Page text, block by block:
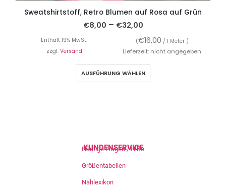
Sweatshirtstoff, Retro Blumen auf Rosa auf Grün
€8,00 – €32,00
Enthält 19% MwSt. (€16,00 / 1 Meter )
zzgl. Versand Lieferzeit: nicht angegeben
AUSFÜHRUNG WÄHLEN
KUNDENSERVICE
Häufige Fragen / Hilfe
Größentabellen
Nählexikon